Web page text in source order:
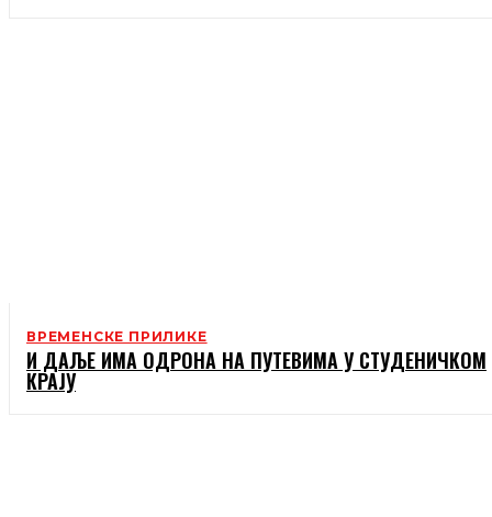
ВРЕМЕНСКЕ ПРИЛИКЕ
И ДАЉЕ ИМА ОДРОНА НА ПУТЕВИМА У СТУДЕНИЧКОМ
КРАЈУ